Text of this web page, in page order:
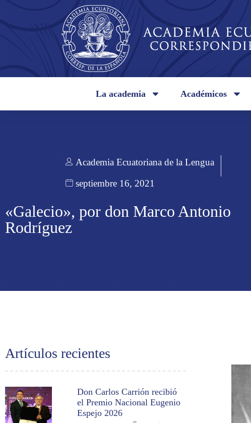
La academia Académicos
Academia Ecuatoriana de la Lengua
septiembre 16, 2021
«Galecio», por don Marco Antonio
Rodríguez
Artículos recientes
Don Carlos Carrión recibió
el Premio Nacional Eugenio
Espejo 2026